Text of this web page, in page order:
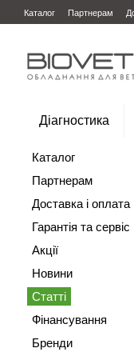
Перейти до основного
Каталог Партнерам
Діагностика
Каталог
Партнерам
Доставка і оплата
Гарантія та сервіс
Акції
Новини
Статті
Фінансування
Бренди